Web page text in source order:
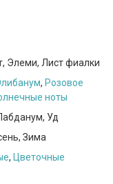
Элеми, Лист фиалки
, Розовое
ноты
Уд
Зима
, Цветочные